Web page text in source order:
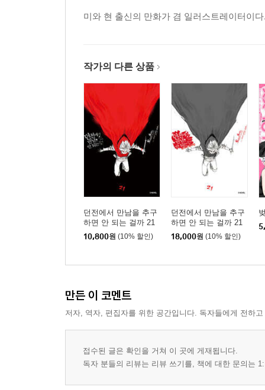
미와 현 출신의 만화가 겸 일러스트레이터이
작가의 다른 상품
던전에서 만남을 추구
하면 안 되는 걸까 21
10,800원 (10% 할인)
던전에서 만남을 추구
하면 안 되는 걸까 21
소책자 특장판
18,000원 (10% 할인)
만든 이 코멘트
저자, 역자, 편집자를 위한 공간입니다. 독자들에게 전하
접수된 글은 확인을 거쳐 이 곳에 게재됩니다.
독자 분들의 리뷰는 리뷰 쓰기를, 책에 대한 문의는